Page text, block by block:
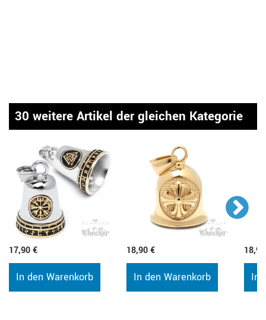
30 weitere Artikel der gleichen Kategorie
17,90 €
In den Warenkorb
18,90 €
In den Warenkorb In